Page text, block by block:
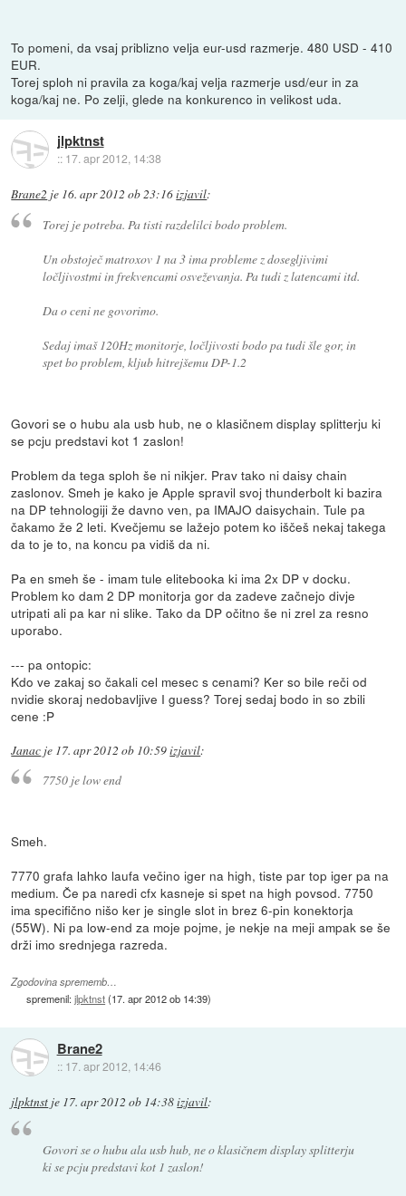
To pomeni, da vsaj priblizno velja eur-usd razmerje. 480 USD - 410
EUR.
Torej sploh ni pravila za koga/kaj velja razmerje usd/eur in za
koga/kaj ne. Po zelji, glede na konkurenco in velikost uda.
jlpktnst
:: 17. apr 2012, 14:38
Brane2 je 16. apr 2012 ob 23:16izjavil:
Torej je potreba. Pa tisti razdelilci bodo problem.
Un obstoječ matroxov 1 na 3 ima probleme z dosegljivimi
ločljivostmi in frekvencami osveževanja. Pa tudi z latencami itd.
Da o ceni ne govorimo.
Sedaj imaš 120Hz monitorje, ločljivosti bodo pa tudi šle gor, in
spet bo problem, kljub hitrejšemu DP-1.2
Govori se o hubu ala usb hub, ne o klasičnem display splitterju ki
se pcju predstavi kot 1 zaslon!
Problem da tega sploh še ni nikjer. Prav tako ni daisy chain
zaslonov. Smeh je kako je Apple spravil svoj thunderbolt ki bazira
na DP tehnologiji že davno ven, pa IMAJO daisychain. Tule pa
čakamo že 2 leti. Kvečjemu se lažejo potem ko iščeš nekaj takega
da to je to, na koncu pa vidiš da ni.
Pa en smeh še - imam tule elitebooka ki ima 2x DP v docku.
Problem ko dam 2 DP monitorja gor da zadeve začnejo divje
utripati ali pa kar ni slike. Tako da DP očitno še ni zrel za resno
uporabo.
--- pa ontopic:
Kdo ve zakaj so čakali cel mesec s cenami? Ker so bile reči od
nvidie skoraj nedobavljive I guess? Torej sedaj bodo in so zbili
cene :P
Janac je 17. apr 2012 ob 10:59izjavil:
7750 je low end
Smeh.
7770 grafa lahko laufa večino iger na high, tiste par top iger pa na
medium. Če pa naredi cfx kasneje si spet na high povsod. 7750
ima specifično nišo ker je single slot in brez 6-pin konektorja
(55W). Ni pa low-end za moje pojme, je nekje na meji ampak se še
drži imo srednjega razreda.
Zgodovina sprememb…
spremenil:jlpktnst(17. apr 2012 ob 14:39)
Brane2
:: 17. apr 2012, 14:46
jlpktnst je 17. apr 2012 ob 14:38izjavil:
Govori se o hubu ala usb hub, ne o klasičnem display splitterju
ki se pcju predstavi kot 1 zaslon!